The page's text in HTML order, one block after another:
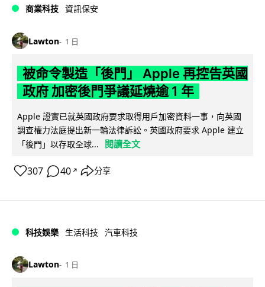
商業科技 資訊保安
Lawton 1 日
被命令製造「後門」 Apple 再控告英國
政府 加密後門爭議延燒逾 1 年
Apple 證實已就英國政府要求取得用戶加密資料一事，向英國
調查權力法庭提出新一輪法律訴訟。英國政府要求 Apple 建立
「後門」以存取全球...
閱讀全文
307 40 ↗ 分享
科技娛樂 生活科技 汽車科技
Lawton 1 日